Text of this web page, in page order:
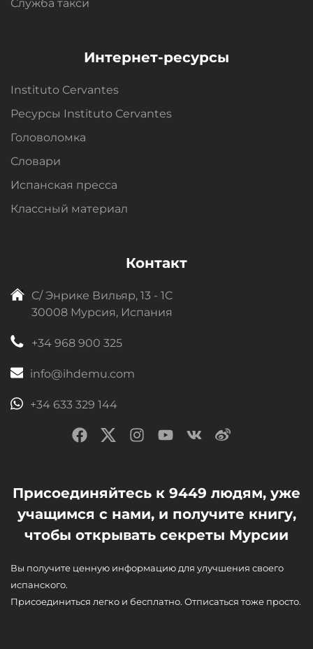
Служба такси
Интернет-ресурсы
Instituto Cervantes
Ресурсы Instituto Cervantes
Головоломка
Словари
Испанская пресса
Классный материал
Контакт
C/ Энрике Вильяр, 13 - 1C
30008 Мурсия, Испания
+34 968 900 325
info@ihdemu.com
+34 633 329 144
Присоединяйтесь к 9449 людям, уже
учащимся с нами, и получите книгу,
чтобы открывать секреты Мурсии
Вы получите ценную информацию для улучшения своего
испанского.
Присоединиться легко и бесплатно. Отписаться тоже просто.